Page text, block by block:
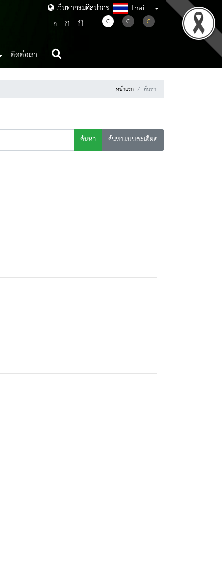
เว็บท่ากรมศิลปากร
เว็บท่ากรมศิลปากร Thai
ก ก ก C C C
ติดต่อเรา
หน้าแรก ค้นหา
ค้นหา
ค้นหาแบบละเอียด